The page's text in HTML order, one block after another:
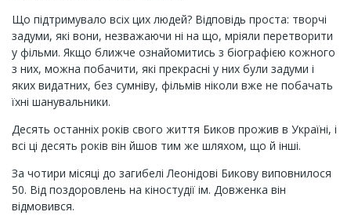
Що підтримувало всіх цих людей? Відповідь проста: творчі
задуми, які вони, незважаючи ні на що, мріяли перетворити
у фільми. Якщо ближче ознайомитись з біографією кожного
з них, можна побачити, які прекрасні у них були задуми і
яких видатних, без сумніву, фільмів ніколи вже не побачать
їхні шанувальники.
Десять останніх років свого життя Биков прожив в Україні, і
всі ці десять років він йшов тим же шляхом, що й інші.
За чотири місяці до загибелі Леонідові Бикову виповнилося
50. Від поздоровлень на кіностудії ім. Довженка він
відмовився.